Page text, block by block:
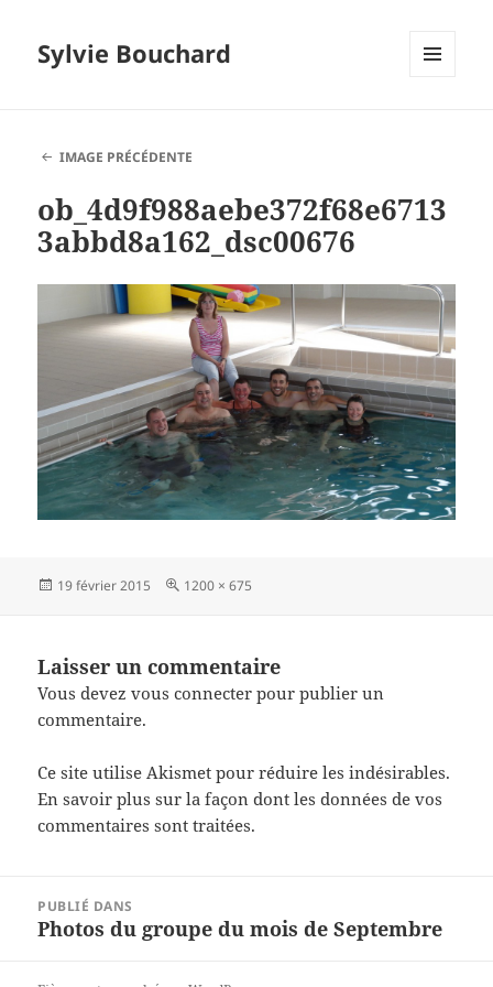
Sylvie Bouchard
IMAGE PRÉCÉDENTE
ob_4d9f988aebe372f68e6713
3abbd8a162_dsc00676
Publié
19 février 2015
Taille
1200 × 675
Laisser un commentaire
Vous devezvous connecter pour publier un
commentaire.
Ce site utilise Akismet pour réduire les indésirables.
En savoir plus sur la façon dont les données de vos
commentaires sont traitées.
l’article
PUBLIÉ DANS
Photos du groupe du mois de Septembre